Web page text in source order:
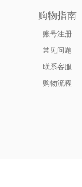
购物指南
账号注册
常见问题
联系客服
购物流程